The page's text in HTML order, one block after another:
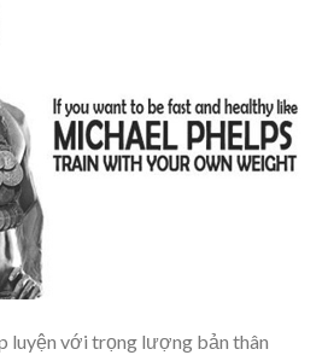
luyện với trọng lượng bản thân